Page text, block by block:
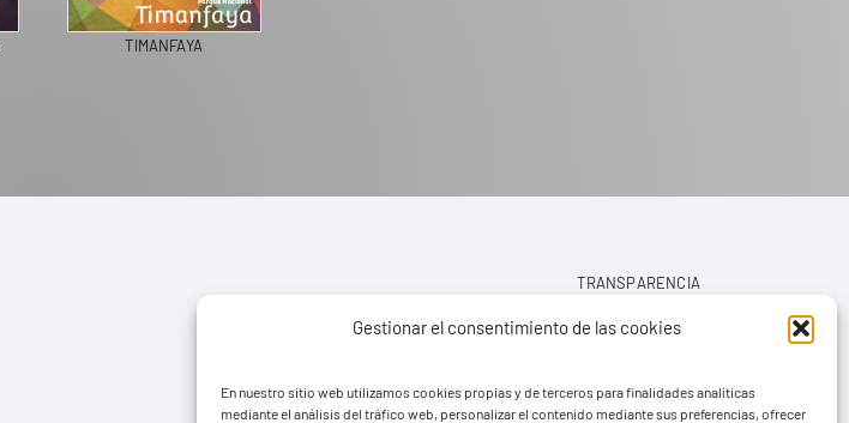
Gestionar el consentimiento de las cookies
En nuestro sitio web utilizamos cookies propias y de terceros para finalidades analíticas
mediante el análisis del tráfico web, personalizar el contenido mediante sus preferencias, ofrecer
TIMANFAYA
TRANSPARENCIA
AVISO LEGAL
POLÍTICA DE PRIVACIDAD